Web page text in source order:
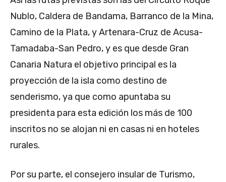
Nublo, Caldera de Bandama, Barranco de la Mina,
Camino de la Plata, y Artenara-Cruz de Acusa-
Tamadaba-San Pedro, y es que desde Gran
Canaria Natura el objetivo principal es la
proyección de la isla como destino de
senderismo, ya que como apuntaba su
presidenta para esta edición los más de 100
inscritos no se alojan ni en casas ni en hoteles
rurales.
Por su parte, el consejero insular de Turismo,